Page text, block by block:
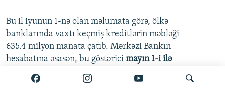
360p
480p
720p
Bu il iyunun 1-nə olan məlumata görə, ölkə
banklarında vaxtı keçmiş kreditlərin məbləği
635.4 milyon manata çatıb. Mərkəzi Bankın
hesabatına əsasən, bu göstərici mayın 1-i ilə